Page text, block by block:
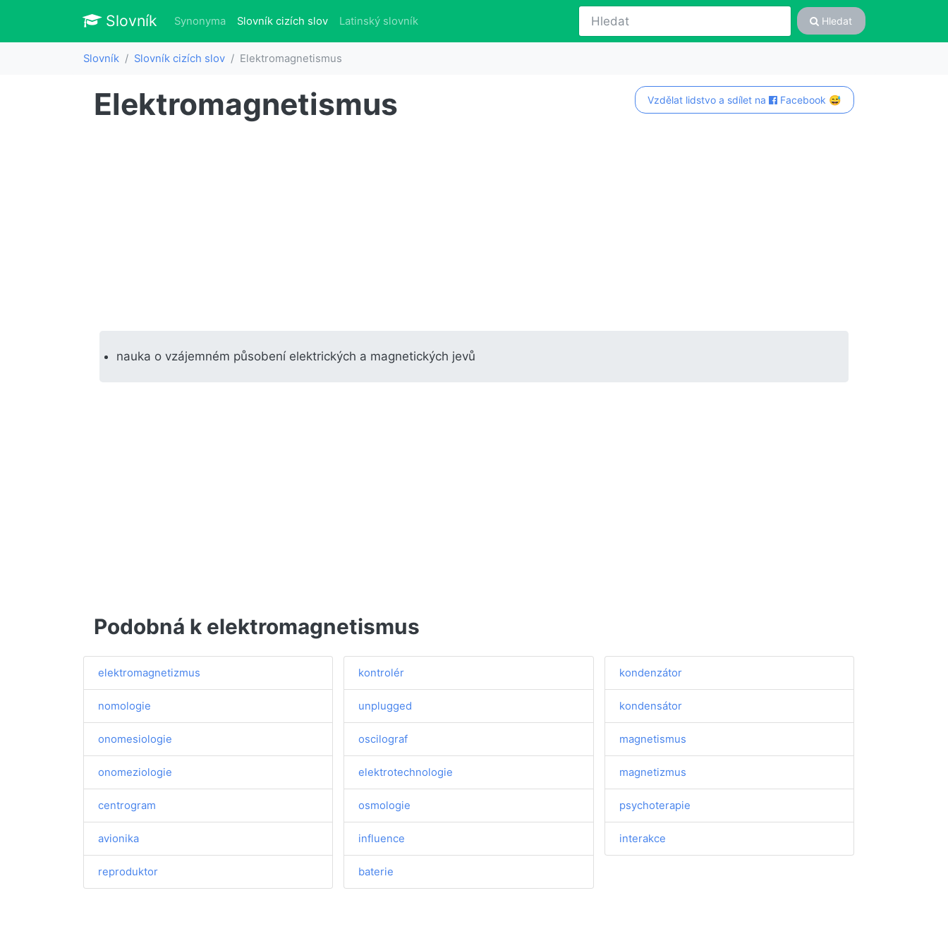
Slovník Slovník
Synonyma Slovník cizích slov(aktuálně)
Latinský slovník Hledat
Slovník Slovník cizích slov Elektromagnetismus
Vzdělat lidstvo a sdílet na Facebook 😅
Elektromagnetismus
nauka o vzájemném působení elektrických a magnetických jevů
Podobná k elektromagnetismus
elektromagnetizmus
nomologie
onomesiologie
onomeziologie
centrogram
avionika
reproduktor
kontrolér
unplugged
oscilograf
elektrotechnologie
osmologie
influence
baterie
kondenzátor
kondensátor
magnetismus
magnetizmus
psychoterapie
interakce